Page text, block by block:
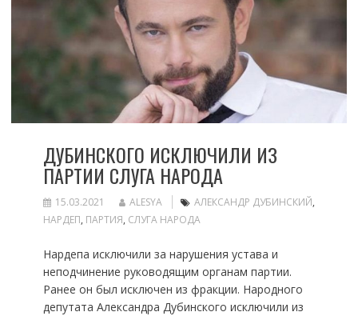
ДУБИНСКОГО ИСКЛЮЧИЛИ ИЗ
ПАРТИИ СЛУГА НАРОДА
15.03.2021 ALESYA АЛЕКСАНДР ДУБИНСКИЙ,
НАРДЕП, ПАРТИЯ, СЛУГА НАРОДА
Нардепа исключили за нарушения устава и
неподчинение руководящим органам партии.
Ранее он был исключен из фракции. Народного
депутата Александра Дубинского исключили из